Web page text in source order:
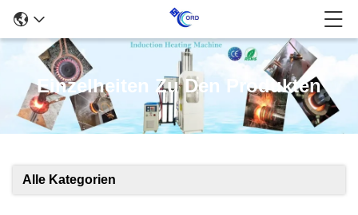
Einzelheiten Zu Den Produkten
Alle Kategorien